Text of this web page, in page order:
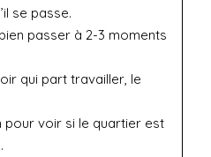
se passe.
passer à 2-3 moments
qui part travailler, le
pour voir si le quartier est